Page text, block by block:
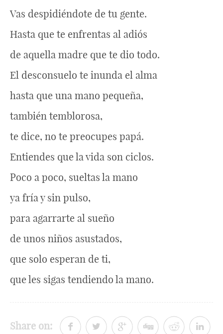
Vas despidiéndote de tu gente.
Hasta que te enfrentas al adiós
de aquella madre que te dio todo.
El desconsuelo te inunda el alma
hasta que una mano pequeña,
también temblorosa,
te dice, no te preocupes papá.
Entiendes que la vida son ciclos.
Poco a poco, sueltas la mano
ya fría y sin pulso,
para agarrarte al sueño
de unos niños asustados,
que solo esperan de ti,
que les sigas tendiendo la mano.
Share on: